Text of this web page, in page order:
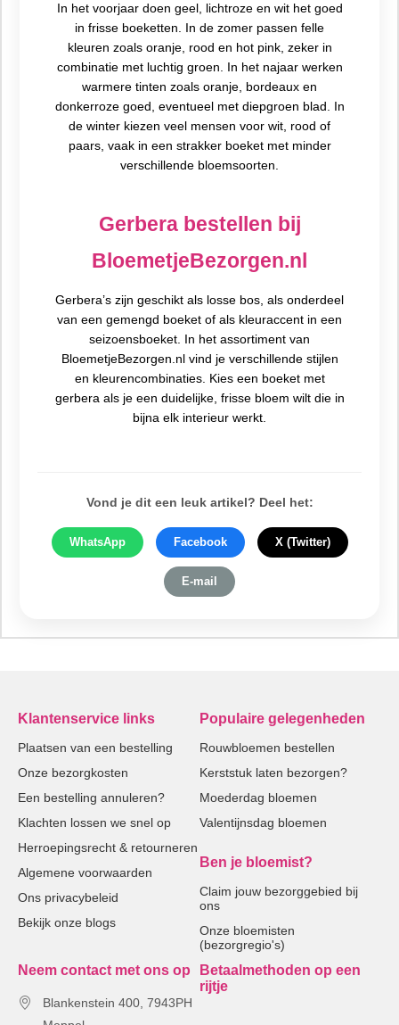
In het voorjaar doen geel, lichtroze en wit het goed
in frisse boeketten. In de zomer passen felle
kleuren zoals oranje, rood en hot pink, zeker in
combinatie met luchtig groen. In het najaar werken
warmere tinten zoals oranje, bordeaux en
donkerroze goed, eventueel met diepgroen blad. In
de winter kiezen veel mensen voor wit, rood of
paars, vaak in een strakker boeket met minder
verschillende bloemsoorten.
Gerbera bestellen bij
BloemetjeBezorgen.nl
Gerbera’s zijn geschikt als losse bos, als onderdeel
van een gemengd boeket of als kleuraccent in een
seizoensboeket. In het assortiment van
BloemetjeBezorgen.nl vind je verschillende stijlen
en kleurencombinaties. Kies een boeket met
gerbera als je een duidelijke, frisse bloem wilt die in
bijna elk interieur werkt.
Vond je dit een leuk artikel? Deel het:
WhatsApp Facebook X (Twitter)
E-mail
Klantenservice links
Plaatsen van een bestelling
Onze bezorgkosten
Een bestelling annuleren?
Klachten lossen we snel op
Herroepingsrecht & retourneren
Algemene voorwaarden
Ons privacybeleid
Bekijk onze blogs
Populaire gelegenheden
Rouwbloemen bestellen
Kerststuk laten bezorgen?
Moederdag bloemen
Valentijnsdag bloemen
Ben je bloemist?
Claim jouw bezorggebied bij
ons
Onze bloemisten
(bezorgregio's)
Neem contact met ons op
Blankenstein 400, 7943PH
Betaalmethoden op een
rijtje